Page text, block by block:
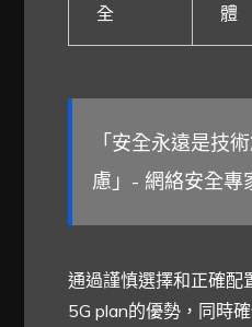
全
體
「安全永遠是技
慮」- 網絡安全專
通過謹慎選擇和正確配
5G plan的優勢，同時